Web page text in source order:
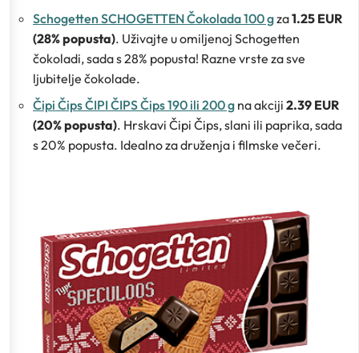
Schogetten SCHOGETTEN Čokolada 100 gza1.25 EUR
(28% popusta). Uživajte u omiljenoj Schogetten
čokoladi, sada s 28% popusta! Razne vrste za sve
ljubitelje čokolade.
Čipi Čips ČIPI ČIPS Čips 190 ili 200 g na akciji 2.39 EUR
(20% popusta). Hrskavi Čipi Čips, slani ili paprika, sada
s 20% popusta. Idealno za druženja i filmske večeri.